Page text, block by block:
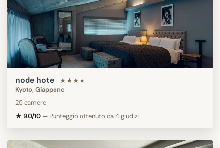
node hotel ★★★★
Kyoto, Giappone
25 camere
★ 9.0/10 — Punteggio ottenuto da 4 giudizi